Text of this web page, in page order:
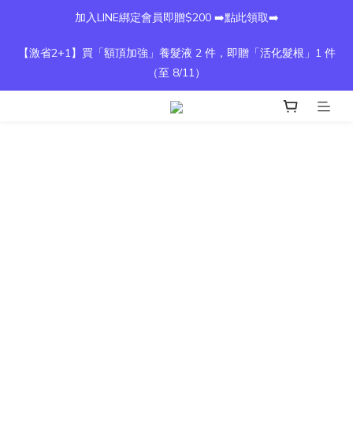
加入LINE綁定會員即贈$200 ➡️點此領取➡️
【激省2+1】買「額頂加強」養髮液 2 件，即贈「活化髮根」1 件
（至 8/11）